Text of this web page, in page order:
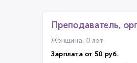
Преподаватель,
Женщина, 0 лет
Зарплата от 50 руб.